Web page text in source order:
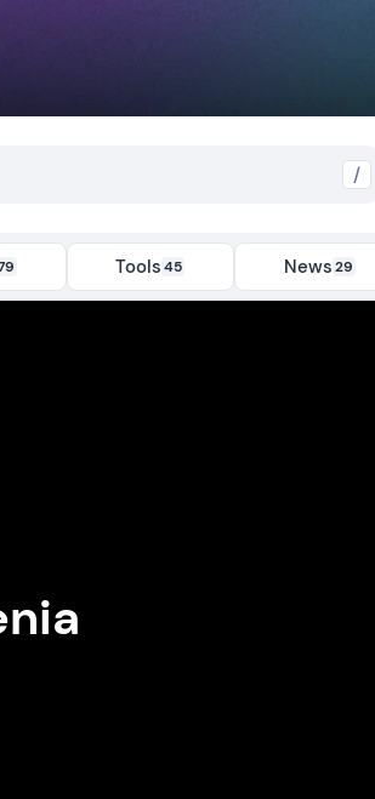
/
Tools 45 News29